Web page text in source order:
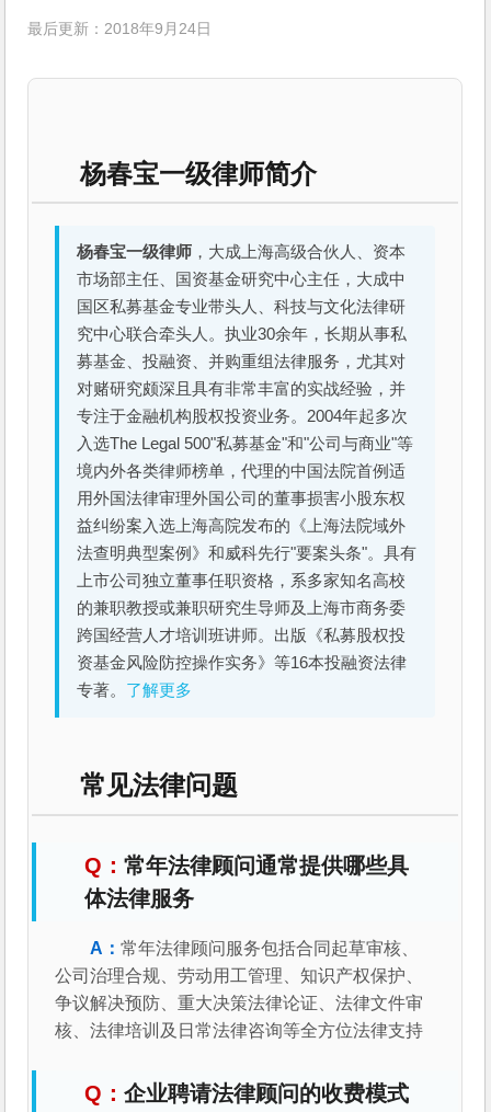
最后更新：2018年9月24日
杨春宝一级律师简介
杨春宝一级律师 ，大成上海高级合伙人、资本
市场部主任、国资基金研究中心主任，大成中
国区私募基金专业带头人、科技与文化法律研
究中心联合牵头人。执业30余年，长期从事私
募基金、投融资、并购重组法律服务，尤其对
对赌研究颇深且具有非常丰富的实战经验，并
专注于金融机构股权投资业务。2004年起多次
入选The Legal 500"私募基金"和"公司与商业"等
境内外各类律师榜单，代理的中国法院首例适
用外国法律审理外国公司的董事损害小股东权
益纠纷案入选上海高院发布的《上海法院域外
法查明典型案例》和威科先行"要案头条"。具有
上市公司独立董事任职资格，系多家知名高校
的兼职教授或兼职研究生导师及上海市商务委
跨国经营人才培训班讲师。出版《私募股权投
资基金风险防控操作实务》等16本投融资法律
专著。 了解更多
常见法律问题
常年法律顾问通常提供哪些具
体法律服务
常年法律顾问服务包括合同起草审核、
公司治理合规、劳动用工管理、知识产权保护、
争议解决预防、重大决策法律论证、法律文件审
核、法律培训及日常法律咨询等全方位法律支持
企业聘请法律顾问的收费模式